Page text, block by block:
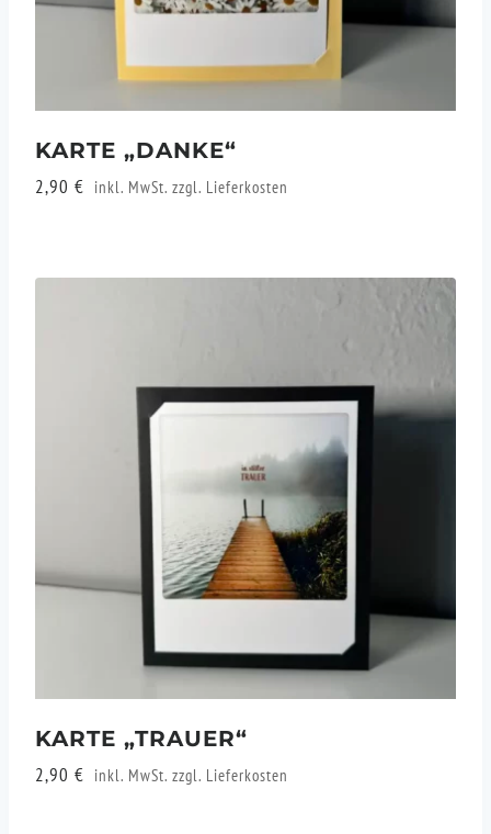
KARTE „DANKE“
2,90 € inkl. MwSt. zzgl. Lieferkosten
KARTE „TRAUER“
2,90 € inkl. MwSt. zzgl. Lieferkosten